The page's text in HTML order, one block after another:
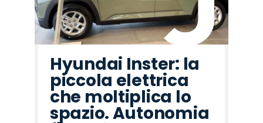
Hyundai Inster: la
piccola elettrica
che moltiplica lo
spazio. Autonomia